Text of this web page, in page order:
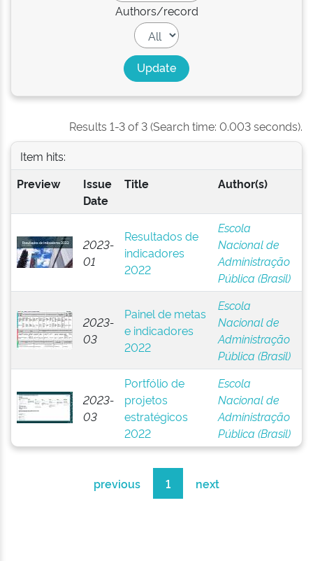
Authors/record
Results 1-3 of 3 (Search time: 0.003 seconds).
Item hits:
Preview
Issue
Date
Title Author(s)
2023-
01
Resultados de
indicadores
2022
Escola
Nacional de
Administração
Pública (Brasil)
2023-
03
Painel de metas
e indicadores
2022
Escola
Nacional de
Administração
Pública (Brasil)
2023-
03
Portfólio de
projetos
estratégicos
2022
Escola
Nacional de
Administração
Pública (Brasil)
previous 1 next